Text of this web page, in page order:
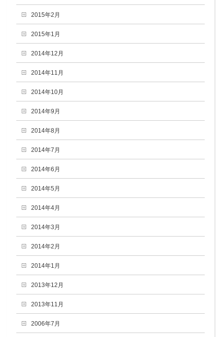
2015年2月
2015年1月
2014年12月
2014年11月
2014年10月
2014年9月
2014年8月
2014年7月
2014年6月
2014年5月
2014年4月
2014年3月
2014年2月
2014年1月
2013年12月
2013年11月
2006年7月